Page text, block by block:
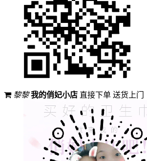
黎黎 我的俏妃小店 直接下单 送货上门